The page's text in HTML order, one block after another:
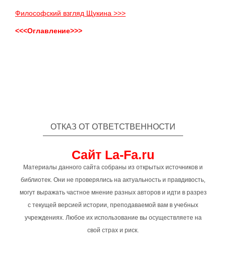
Философский взгляд Щукина >>>
<<<Оглавление>>>
ОТКАЗ ОТ ОТВЕТСТВЕННОСТИ
Сайт La-Fa.ru
Материалы данного сайта собраны из открытых источников и
библиотек. Они не проверялись на актуальность и правдивость,
могут выражать частное мнение разных авторов и идти в разрез
с текущей версией истории, преподаваемой вам в учебных
учреждениях. Любое их использование вы осуществляете на
свой страх и риск.